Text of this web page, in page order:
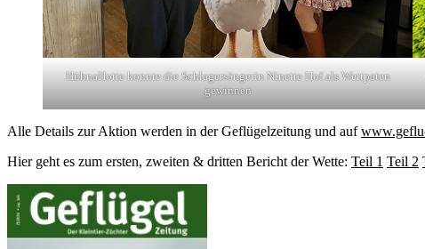
HühnaHotte konnte die Schlagersängerin Ninette Hof als Wettpaten
gewinnen
Alle Details zur Aktion werden in der Geflügelzeitung und auf
Hier geht es zum ersten, zweiten & dritten Bericht der Wette: Teil 1 Teil 2